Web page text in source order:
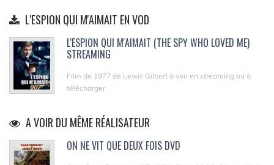
L'ESPION QUI M'AIMAIT EN VOD
L'ESPION QUI M'AIMAIT (THE SPY WHO LOVED ME)
STREAMING
Film de 1977 de Lewis Gilbert à voir en streaming ou à
télécharger
A VOIR DU MÊME RÉALISATEUR
ON NE VIT QUE DEUX FOIS DVD